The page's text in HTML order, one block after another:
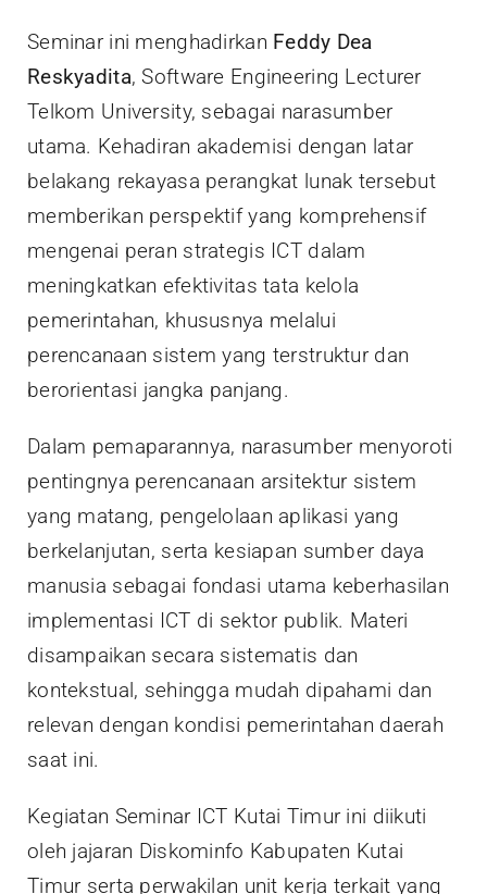
Seminar ini menghadirkan Feddy Dea
Reskyadita, Software Engineering Lecturer
Telkom University, sebagai narasumber
utama. Kehadiran akademisi dengan latar
belakang rekayasa perangkat lunak tersebut
memberikan perspektif yang komprehensif
mengenai peran strategis ICT dalam
meningkatkan efektivitas tata kelola
pemerintahan, khususnya melalui
perencanaan sistem yang terstruktur dan
berorientasi jangka panjang.
Dalam pemaparannya, narasumber menyoroti
pentingnya perencanaan arsitektur sistem
yang matang, pengelolaan aplikasi yang
berkelanjutan, serta kesiapan sumber daya
manusia sebagai fondasi utama keberhasilan
implementasi ICT di sektor publik. Materi
disampaikan secara sistematis dan
kontekstual, sehingga mudah dipahami dan
relevan dengan kondisi pemerintahan daerah
saat ini.
Kegiatan Seminar ICT Kutai Timur ini diikuti
oleh jajaran Diskominfo Kabupaten Kutai
Timur serta perwakilan unit kerja terkait yang